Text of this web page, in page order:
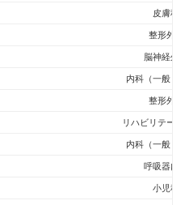
皮膚科
整形外科
脳神経外
内科（一般・
整形外科
リハビリテー
内科（一般・
呼吸器内
小児科